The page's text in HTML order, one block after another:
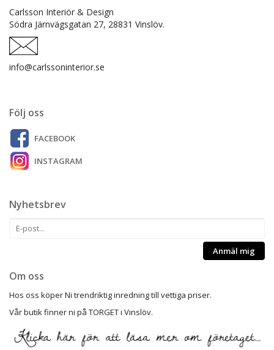
Carlsson Interiör & Design
Södra Järnvägsgatan 27, 28831 Vinslöv.
info@carlssoninterior.se
Följ oss
FACEBOOK
INSTAGRAM
Nyhetsbrev
Anmäl mig
Om oss
Hos oss köper Ni trendriktig inredning till vettiga priser.
Vår butik finner ni på TORGET i Vinslöv.